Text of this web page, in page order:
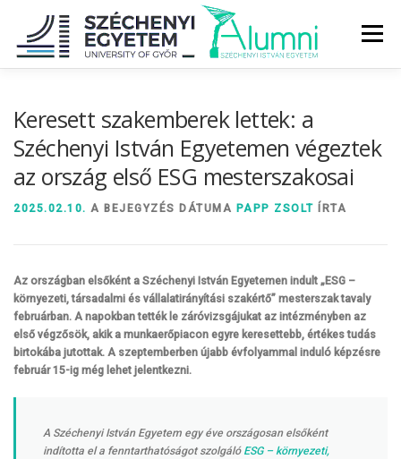
tartalomhoz
Menü
DIPLOMAÁTADÓ DIPLOMÁN TÚL
Keresett szakemberek lettek: a
Széchenyi István Egyetemen végeztek
az ország első ESG mesterszakosai
2025.02.10. A BEJEGYZÉS DÁTUMA PAPP ZSOLT ÍRTA
Az országban elsőként a Széchenyi István Egyetemen indult „ESG –
környezeti, társadalmi és vállalatirányítási szakértő” mesterszak tavaly
februárban. A napokban tették le záróvizsgájukat az intézményben az
első végzősök, akik a munkaerőpiacon egyre keresettebb, értékes tudás
birtokába jutottak. A szeptemberben újabb évfolyammal induló képzésre
február 15-ig még lehet jelentkezni.
A Széchenyi István Egyetem egy éve országosan elsőként
indította el a fenntarthatóságot szolgáló ESG – környezeti,